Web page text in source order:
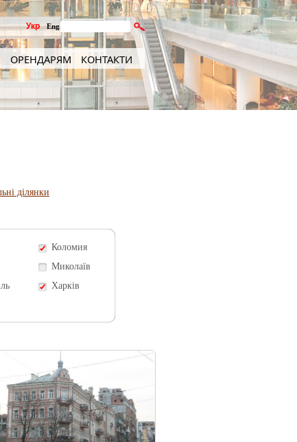
Укр Eng
ОРЕНДАРЯМ КОНТАКТИ
ділянки
Коломия
Миколаїв
Харків